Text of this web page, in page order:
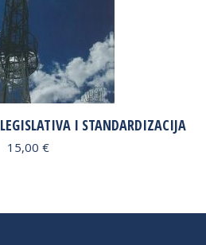
I STANDARDIZACIJA
15,00 €